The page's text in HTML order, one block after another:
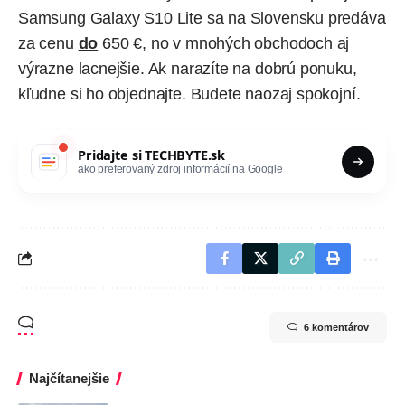
Samsung Galaxy S10 Lite sa na Slovensku predáva
za cenu do 650 €, no v mnohých obchodoch aj
výrazne lacnejšie. Ak narazíte na dobrú ponuku,
kľudne si ho objednajte. Budete naozaj spokojní.
Pridajte siTECHBYTE.sk
ako preferovaný zdroj informácií na Google
6 komentárov
Najčítanejšie